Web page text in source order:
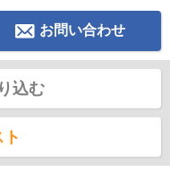
お問い合わせ
込む